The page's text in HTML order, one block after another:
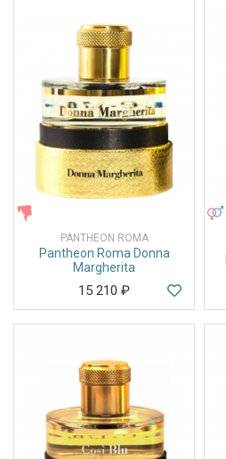
PANTHEON ROMA
Pantheon Roma Donna
Margherita
15 210 ₽